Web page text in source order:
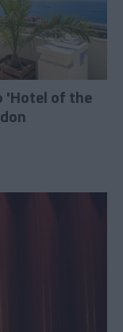
'Hotel of the